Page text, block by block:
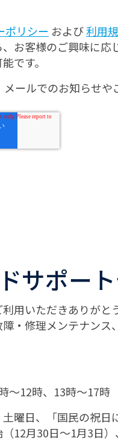
ポリシー および利用
お客様のご興味に
です。
メールでのお知らせや
サポー
用いただきありがと
・修理メンテナンス
～12時、13時～17時
曜日、「国民の祝日
日～1月3日）、5